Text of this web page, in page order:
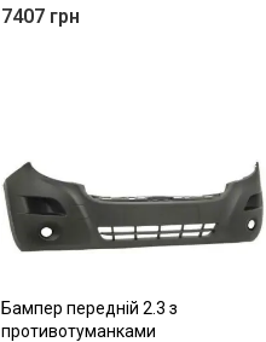
7407 грн
Бампер передній 2.3 з
противотуманками